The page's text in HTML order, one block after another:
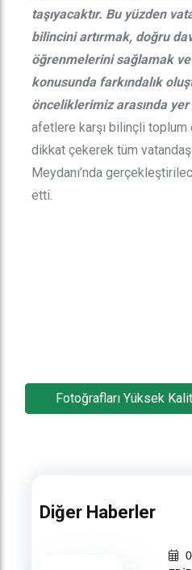
taşıyacaktır. Bu yüzden
bilincini artırmak, doğru
öğrenmelerini sağlamak
konusunda farkındalık
önceliklerimiz arasında yer
afetlere karşı bilinçli toplum
dikkat çekerek tüm
Meydanı’nda
etti.
Fotoğrafları Yüksek
Diğer Haberler